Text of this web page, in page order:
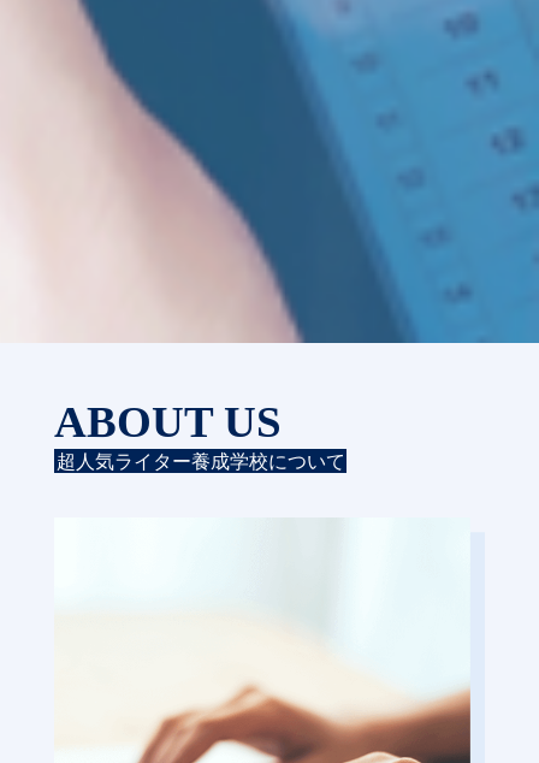
ABOUT US
超人気ライター養成学校について